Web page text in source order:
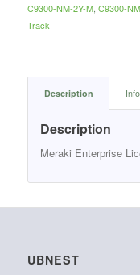
C9300-NM-2Y-M, C9300-
Track
Description
Description
Meraki Enterprise
UBNEST